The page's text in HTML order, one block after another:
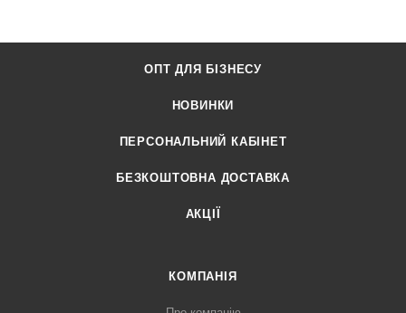
ОПТ ДЛЯ БІЗНЕСУ
НОВИНКИ
ПЕРСОНАЛЬНИЙ КАБІНЕТ
БЕЗКОШТОВНА ДОСТАВКА
АКЦІЇ
КОМПАНІЯ